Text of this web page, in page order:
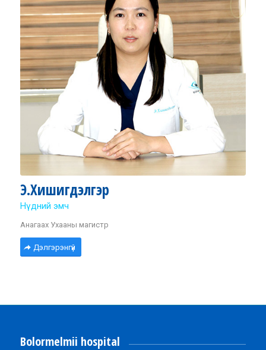
Э.Хишигдэлгэр
Нүдний эмч
Анагаах Ухааны магистр
Дэлгэрэнгүй
Bolormelmii hospital